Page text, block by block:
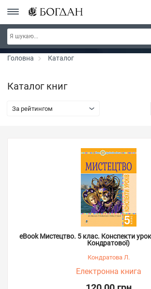
Серія "Чейзіана" ~ знижка 20%
Головна Каталог
Каталог книг
За рейтингом
eBook Мистецтво. 5 клас. Конспекти
Кондратової)
Кондратова Л.
Електронна книга